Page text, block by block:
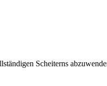
Scheiterns